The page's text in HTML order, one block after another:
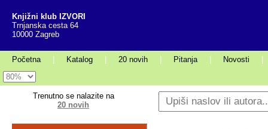
Knjižni klub IZVORI
Trnjanska cesta 64
10000 Zagreb
Početna Katalog 20 novih Pitanja Novosti
Trenutno se nalazite na
20 novih